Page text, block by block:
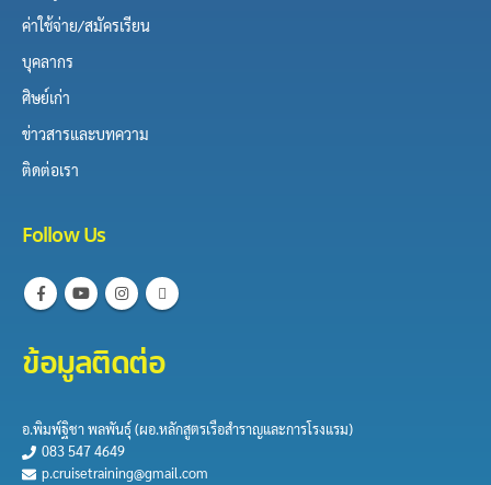
ค่าใช้จ่าย/สมัครเรียน
บุคลากร
ศิษย์เก่า
ข่าวสารและบทความ
ติดต่อเรา
Follow Us
ข้อมูลติดต่อ
อ.พิมพ์ฐิชา พลพันธุ์​ (ผอ.หลักสูตร​เรือสำราญและการ​โรงแรม)
083 547 4649
p.cruisetraining@gmail.com